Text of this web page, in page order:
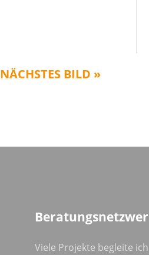
NÄCHSTES BILD »
Viele Projekte begleite ich